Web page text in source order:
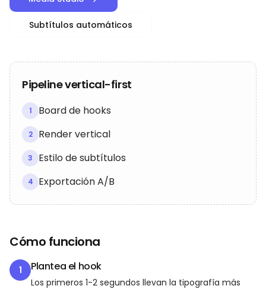
Subtítulos automáticos
Pipeline vertical-first
1 Board de hooks
2 Render vertical
3 Estilo de subtítulos
4 Exportación A/B
Cómo funciona
1 Plantea el hook
Los primeros 1-2 segundos llevan la tipografía más